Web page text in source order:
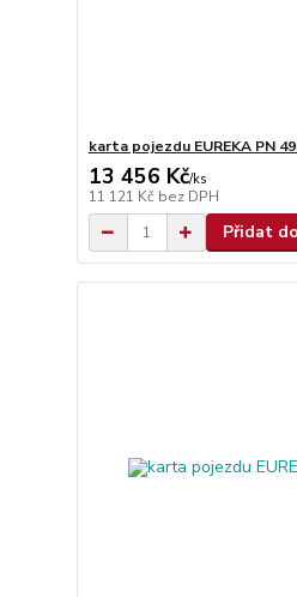
karta pojezdu EUREKA PN
13 456 Kč/ks
11 121 Kč bez DPH
Přidat